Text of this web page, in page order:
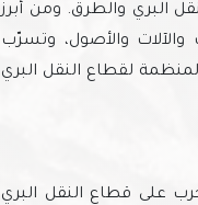
البري والطرق. ومن أبرز
والأصول، وتسرّب
المنظمة لقطاع النقل البري
على قطاع النقل البري